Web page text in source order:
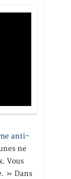
anti-
ne
Vous
» Dans